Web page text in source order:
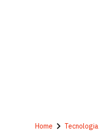
Home Tecnologia